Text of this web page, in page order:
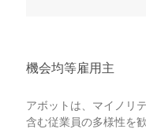
機会均等雇用主
アボットは、マイノリ
含む従業員の多様性を